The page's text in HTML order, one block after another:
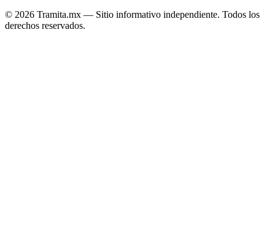
© 2026 Tramita.mx — Sitio informativo independiente. Todos los
derechos reservados.